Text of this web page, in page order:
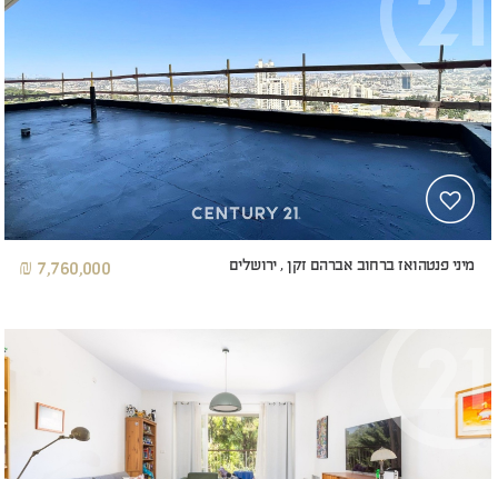
מיני פנטהואז ברחוב אברהם זקן , ירושלים 7,760,000 ₪